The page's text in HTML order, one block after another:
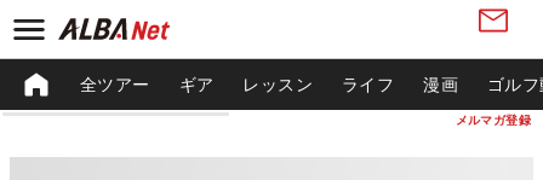
メルマガ登録
全ツアー ギア レッスン ライフ 漫画 ゴル